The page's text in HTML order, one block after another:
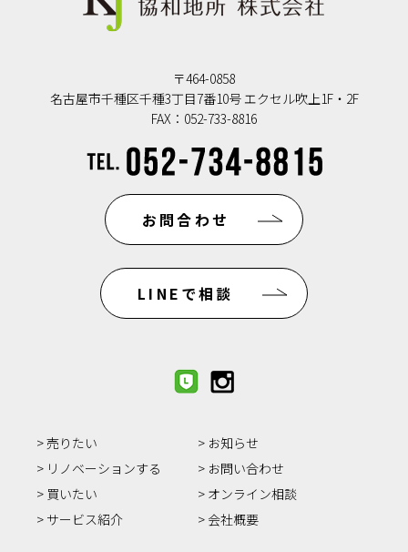
〒464-0858
名古屋市千種区千種3丁目7番10号 エクセル吹上1F・2F
FAX：052-733-8816
お問合わせ
LINEで相談
売りたい
リノベーションする
買いたい
サービス紹介
お知らせ
お問い合わせ
オンライン相談
会社概要